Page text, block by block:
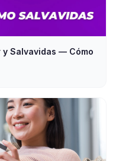
y Salvavidas — Cómo